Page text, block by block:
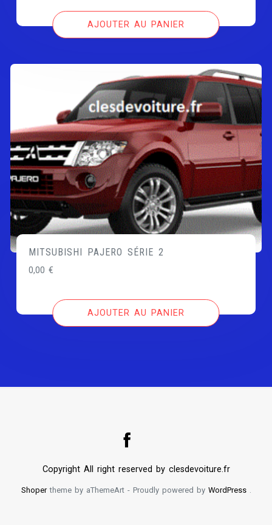
AJOUTER AU PANIER
MITSUBISHI PAJERO SÉRIE 2
0,00€
AJOUTER AU PANIER
Copyright All right reserved by clesdevoiture.fr
Shopertheme by aThemeArt - Proudly powered by WordPress.